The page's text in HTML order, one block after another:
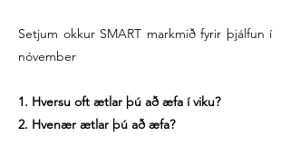
Setjum okkur SMART markmið fyrir þjálfun í
nóvember
1. Hversu oft ætlar þú að æfa í viku?
2. Hvenær ætlar þú að æfa?